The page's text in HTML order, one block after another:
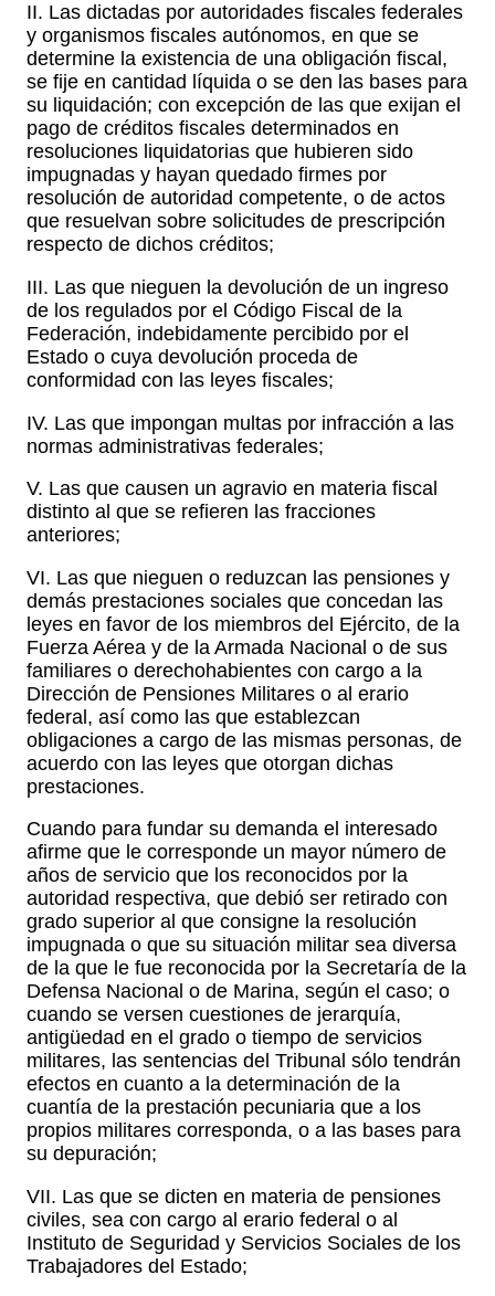
II. Las dictadas por autoridades fiscales federales
y organismos fiscales autónomos, en que se
determine la existencia de una obligación fiscal,
se fije en cantidad líquida o se den las bases para
su liquidación; con excepción de las que exijan el
pago de créditos fiscales determinados en
resoluciones liquidatorias que hubieren sido
impugnadas y hayan quedado firmes por
resolución de autoridad competente, o de actos
que resuelvan sobre solicitudes de prescripción
respecto de dichos créditos;
III. Las que nieguen la devolución de un ingreso
de los regulados por el Código Fiscal de la
Federación, indebidamente percibido por el
Estado o cuya devolución proceda de
conformidad con las leyes fiscales;
IV. Las que impongan multas por infracción a las
normas administrativas federales;
V. Las que causen un agravio en materia fiscal
distinto al que se refieren las fracciones
anteriores;
VI. Las que nieguen o reduzcan las pensiones y
demás prestaciones sociales que concedan las
leyes en favor de los miembros del Ejército, de la
Fuerza Aérea y de la Armada Nacional o de sus
familiares o derechohabientes con cargo a la
Dirección de Pensiones Militares o al erario
federal, así como las que establezcan
obligaciones a cargo de las mismas personas, de
acuerdo con las leyes que otorgan dichas
prestaciones.
Cuando para fundar su demanda el interesado
afirme que le corresponde un mayor número de
años de servicio que los reconocidos por la
autoridad respectiva, que debió ser retirado con
grado superior al que consigne la resolución
impugnada o que su situación militar sea diversa
de la que le fue reconocida por la Secretaría de la
Defensa Nacional o de Marina, según el caso; o
cuando se versen cuestiones de jerarquía,
antigüedad en el grado o tiempo de servicios
militares, las sentencias del Tribunal sólo tendrán
efectos en cuanto a la determinación de la
cuantía de la prestación pecuniaria que a los
propios militares corresponda, o a las bases para
su depuración;
VII. Las que se dicten en materia de pensiones
civiles, sea con cargo al erario federal o al
Instituto de Seguridad y Servicios Sociales de los
Trabajadores del Estado;